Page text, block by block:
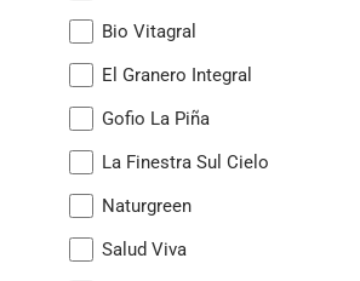
Bio Vitagral
El Granero Integral
Gofio La Piña
La Finestra Sul Cielo
Naturgreen
Salud Viva